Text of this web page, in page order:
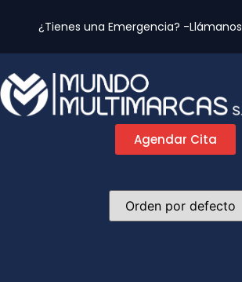
¿Tienes una Emergencia? -Llámanos
Agendar Cita